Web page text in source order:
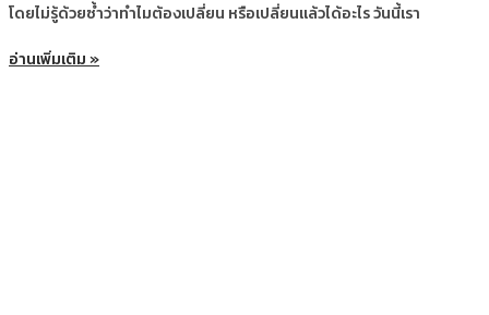
โดยไม่รู้ด้วยซ้ำว่าทำไมต้องเปลี่ยน หรือเปลี่ยนแล้วได้อะไร วันนี้เรา
อ่านเพิ่มเติม »